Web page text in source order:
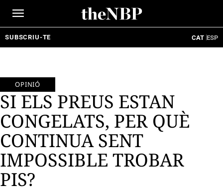
SUBSCRIU-TE CAT ESP
OPINIÓ
SI ELS PREUS ESTAN
CONGELATS, PER QUÈ
CONTINUA SENT
IMPOSSIBLE TROBAR
PIS?